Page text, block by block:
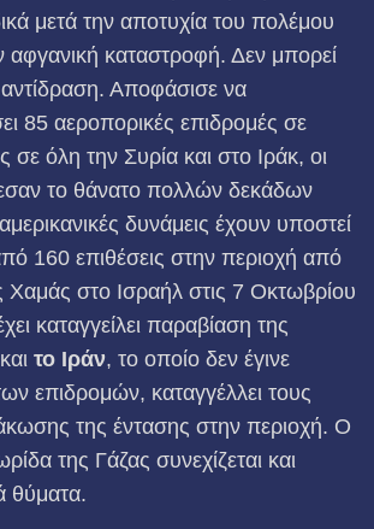
μετά την αποτυχία του πολέμου
αφγανική καταστροφή. Δεν μπορεί
αντίδραση. Αποφάσισε να
85 αεροπορικές επιδρομές σε
σε όλη την Συρία και στο Ιράκ, οι
το θάνατο πολλών δεκάδων
δυνάμεις έχουν υποστεί
160 επιθέσεις στην περιοχή από
Χαμάς στο Ισραήλ στις 7 Οκτωβρίου
καταγγείλει παραβίαση της
το Ιράν, το οποίο δεν έγινε
επιδρομών, καταγγέλλει τους
της έντασης στην περιοχή. Ο
της Γάζας συνεχίζεται και
θύματα.